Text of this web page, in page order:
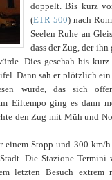
doppelt. Bis kurz
(ETR 500) nach
Seelen Ruhe an
dass der Zug, der
Dies geschah bis
Dann sah er plötzlich
wurde, das sich
Eiltempo ging es dann
den Zug mit Müh und
einem Stopp und 300 km/
Die Stazione Termini
letzten Besuch extrem